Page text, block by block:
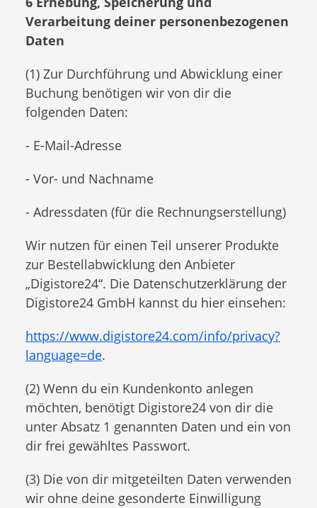
Verarbeitung deiner personenbezogenen
Daten
(1) Zur Durchführung und Abwicklung einer
Buchung benötigen wir von dir die
folgenden Daten:
- E-Mail-Adresse
- Vor- und Nachname
- Adressdaten (für die Rechnungserstellung)
Wir nutzen für einen Teil unserer Produkte
zur Bestellabwicklung den Anbieter
„Digistore24“. Die Datenschutzerklärung der
Digistore24 GmbH kannst du hier einsehen:
https://www.digistore24.com/info/privacy?
language=de.
(2) Wenn du ein Kundenkonto anlegen
möchten, benötigt Digistore24 von dir die
unter Absatz 1 genannten Daten und ein von
dir frei gewähltes Passwort.
(3) Die von dir mitgeteilten Daten verwenden
wir ohne deine gesonderte Einwilligung